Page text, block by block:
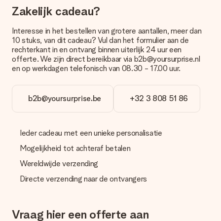
brievenbus stuk mag verwachten, neem dan even contact op
met onze klantenservice.
Betalen
Hoe kan ik mijn bestelling betalen?
Wij bieden de volgende betaalmethodes aan: iDeal, Paypal,
creditcard of handmatige overboeking. Hou bij handmatige
Cadeau ontvangen
We vinden het erg vervelend als je cadeau niet naar wens is
geleverd. Je kunt hiervoor contact opnemen met onze
klantenservice, zij helpen je graag bij het vinden van een
passende oplossing.
Wordt de factuur met de bestelling meegestuurd?
deze ook altijd terugvinden in jouw MySurprise. Je kunt dus
Zakelijk cadeau?
Interesse in het bestellen van grotere aantallen, meer dan
10 stuks, van dit cadeau? Vul dan het formulier aan de
rechterkant in en ontvang binnen uiterlijk 24 uur een
offerte. We zijn direct bereikbaar via b2b@yoursurprise.nl
en op werkdagen telefonisch van 08.30 - 17.00 uur.
b2b@yoursurprise.be +32 3 808 51 86
Ieder cadeau met een unieke personalisatie
Mogelijkheid tot achteraf betalen
Wereldwijde verzending
Directe verzending naar de ontvangers
Vraag hier een offerte aan